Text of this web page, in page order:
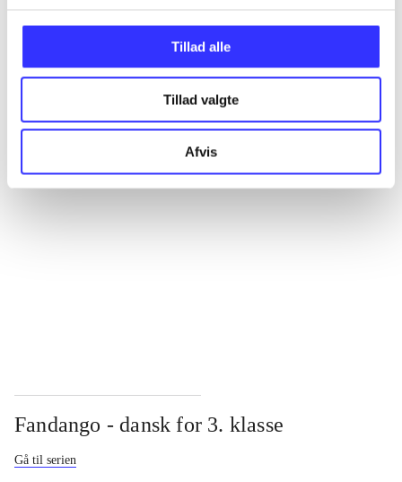
Tillad alle
Tillad valgte
Afvis
...
Fandango - dansk for 3. klasse
Gå til serien